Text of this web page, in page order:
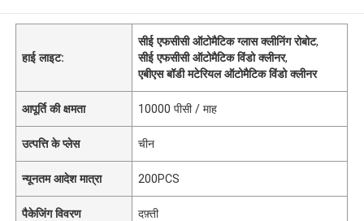
हाई लाइट:
सीई एफसीसी ऑटोमैटिक ग्लास क्लीनिंग रोबोट,
सीई एफसीसी ऑटोमैटिक विंडो क्लीनर,
एबीएस बॉडी मटेरियल ऑटोमैटिक विंडो क्लीनर
आपूर्ति की क्षमता 10000 पीसी / माह
उत्पत्ति के प्लेस चीन
न्यूनतम आदेश मात्रा 200PCS
पैकेजिंग विवरण दफ़्ती